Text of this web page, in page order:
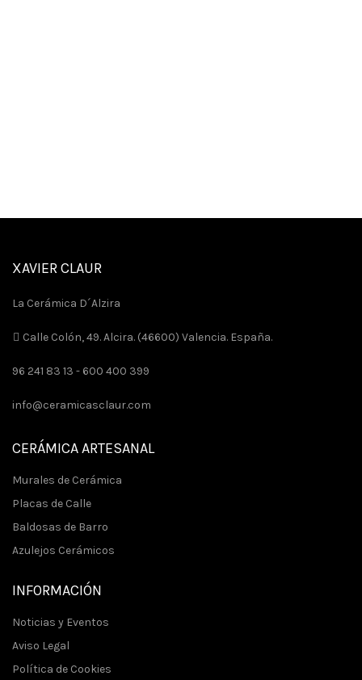
XAVIER CLAUR
La Cerámica D´Alzira
Calle Colón, 49. Alcira. (46600) Valencia. España.
96 241 83 13 - 600 400 399
info@ceramicasclaur.com
CERÁMICA ARTESANAL
Murales de Cerámica
Placas de Calle
Baldosas de Barro
Azulejos Cerámicos
INFORMACIÓN
Noticias y Eventos
Aviso Legal
Política de Cookies